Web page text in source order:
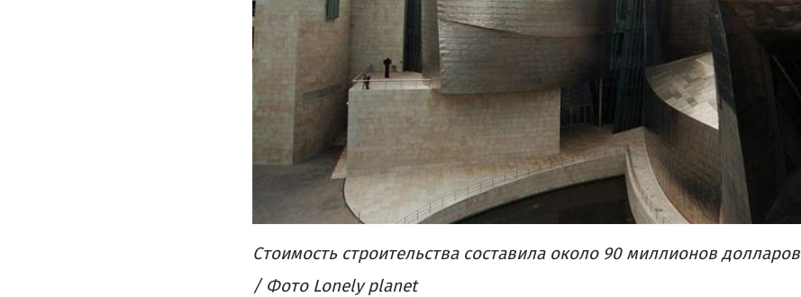
Стоимость строительства составила около 90 миллионов долларов
/ Фото Lonely planet